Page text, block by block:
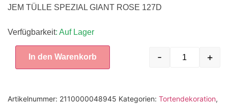
JEM TÜLLE SPEZIAL GIANT ROSE 127D
Verfügbarkeit: Auf Lager
- +
In den Warenkorb
Artikelnummer: 2110000048945 Kategorien: Tortendekoration,